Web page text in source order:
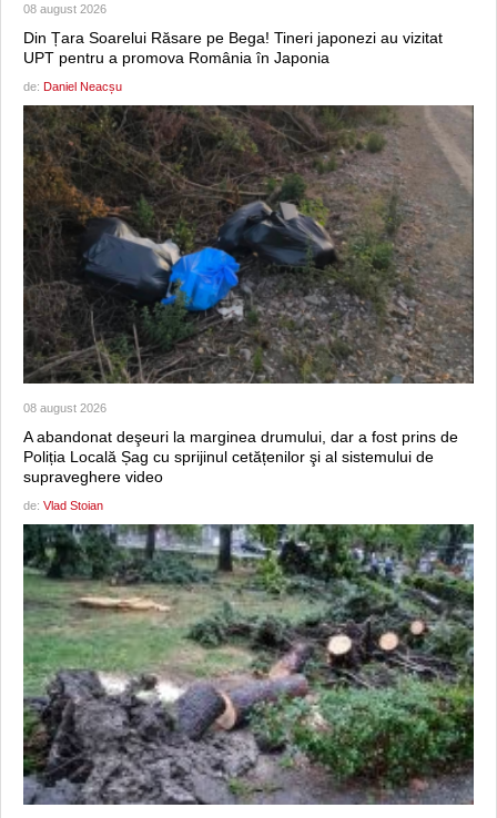
08 august 2026
Din Țara Soarelui Răsare pe Bega! Tineri japonezi au vizitat
UPT pentru a promova România în Japonia
de: Daniel Neacșu
08 august 2026
A abandonat deşeuri la marginea drumului, dar a fost prins de
Poliția Locală Șag cu sprijinul cetățenilor şi al sistemului de
supraveghere video
de: Vlad Stoian